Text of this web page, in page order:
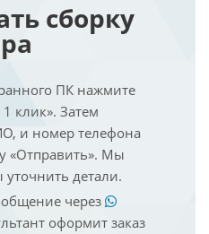
сборку
ПК нажмите
клик». Затем
и номер телефона
«Отправить». Мы
детали.
через
оформит заказ